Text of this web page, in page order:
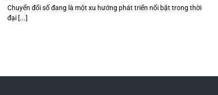
Chuyển đổi số đang là một xu hướng phát triển nổi bật trong thời
đại [...]